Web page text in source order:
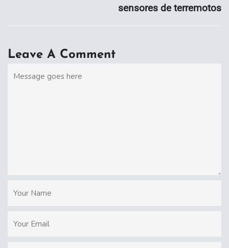
sensores de terremotos
Leave A Comment